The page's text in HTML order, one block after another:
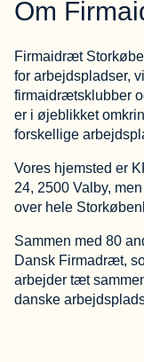
Om
Firmaidræt
for arbejdspladser,
firmaidrætsklubber
er i øjeblikket
forskellige
Vores hjemsted er
24, 2500 Valby,
over hele
Sammen med 80
Dansk Firmadræt,
arbejder tæt
danske